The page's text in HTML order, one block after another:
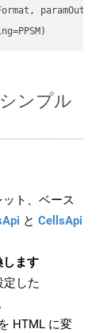
ンプル
ト、ベース
と CellsApi
します
した
HTML に変